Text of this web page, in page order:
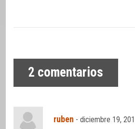
2 comentarios
ruben -diciembre 19,